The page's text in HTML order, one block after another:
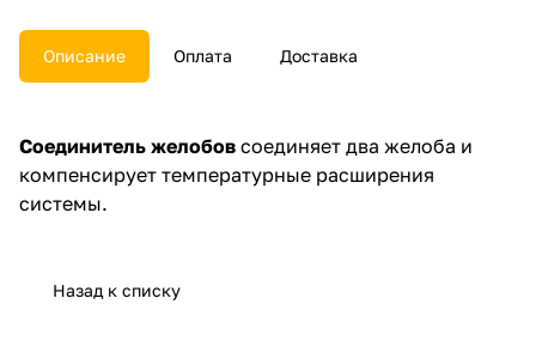
Описание Оплата Доставка
Соединитель желобов соединяет два желоба и
компенсирует температурные расширения
системы.
Назад к списку